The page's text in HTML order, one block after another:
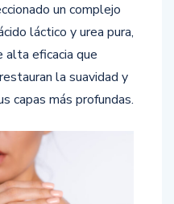
un complejo
láctico y urea pura,
eficacia que
la suavidad y
capas más profundas.